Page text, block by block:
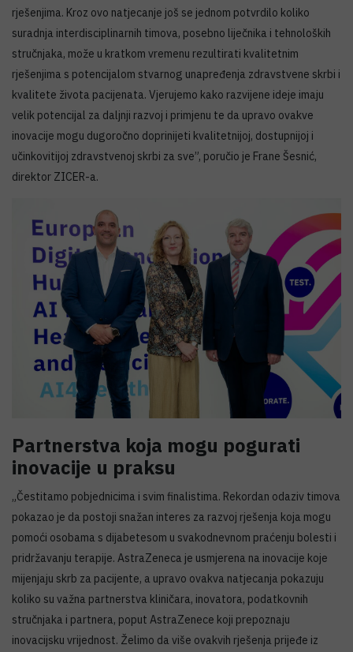
rješenjima. Kroz ovo natjecanje još se jednom potvrdilo koliko
suradnja interdisciplinarnih timova, posebno liječnika i tehnoloških
stručnjaka, može u kratkom vremenu rezultirati kvalitetnim
rješenjima s potencijalom stvarnog unapređenja zdravstvene skrbi i
kvalitete života pacijenata. Vjerujemo kako razvijene ideje imaju
velik potencijal za daljnji razvoj i primjenu te da upravo ovakve
inovacije mogu dugoročno doprinijeti kvalitetnijoj, dostupnijoj i
učinkovitijoj zdravstvenoj skrbi za sve”, poručio je Frane Šesnić,
direktor ZICER-a.
Partnerstva koja mogu pogurati
inovacije u praksu
„Čestitamo pobjednicima i svim finalistima. Rekordan odaziv timova
pokazao je da postoji snažan interes za razvoj rješenja koja mogu
pomoći osobama s dijabetesom u svakodnevnom praćenju bolesti i
pridržavanju terapije. AstraZeneca je usmjerena na inovacije koje
mijenjaju skrb za pacijente, a upravo ovakva natjecanja pokazuju
koliko su važna partnerstva kliničara, inovatora, podatkovnih
stručnjaka i partnera, poput AstraZenece koji prepoznaju
inovacijsku vrijednost. Želimo da više ovakvih rješenja prijeđe iz